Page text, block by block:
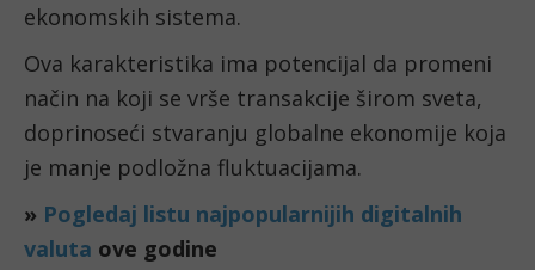
ekonomskih sistema.
Ova karakteristika ima potencijal da promeni
način na koji se vrše transakcije širom sveta,
doprinoseći stvaranju globalne ekonomije koja
je manje podložna fluktuacijama.
» Pogledaj listu najpopularnijih digitalnih
valuta ove godine